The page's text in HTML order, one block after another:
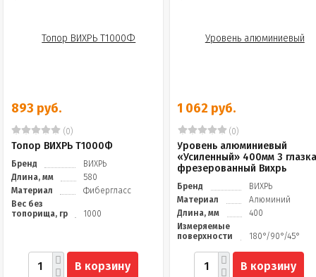
893 руб.
(0)
Топор ВИХРЬ Т1000Ф
Бренд
ВИХРЬ
Длина, мм
580
Материал
Фибергласс
Вес без
топорища, гр
1000
В корзину
1 062 руб.
(0)
Уровень алюминиевый
«Усиленный» 400мм 3
фрезерованный Вихрь
Бренд
ВИХРЬ
Материал
Алюминий
Длина, мм
400
Измеряемые
поверхности
180°/90°/45°
В корзину